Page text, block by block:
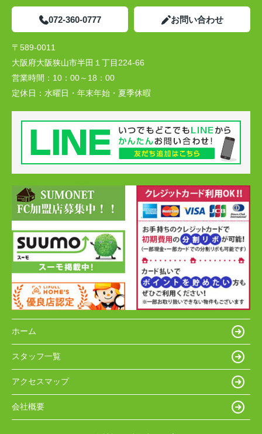
072-360-0777 お問い合わせ
〒589-0011
大阪府大阪狭山市半田１丁目224-66
営業時間： 10：00～18：00
定休日： 水曜日・年末年始・夏季休暇
ホーム
スタッフ一覧
アクセスマップ
会社概要